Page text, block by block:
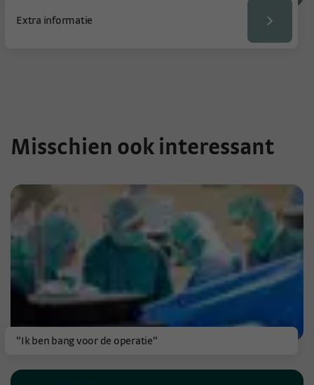
Extra informatie
Misschien ook interessant
"Ik ben bang voor de operatie"